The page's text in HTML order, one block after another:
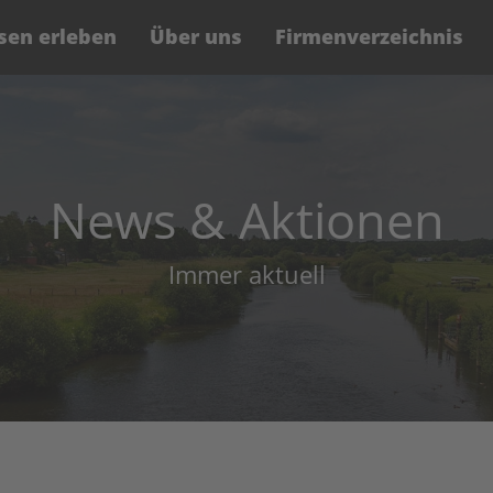
erleben Über uns Firmenverzeichnis
News & Aktionen
Immer aktuell